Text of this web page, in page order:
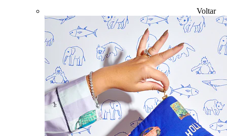
Voltar